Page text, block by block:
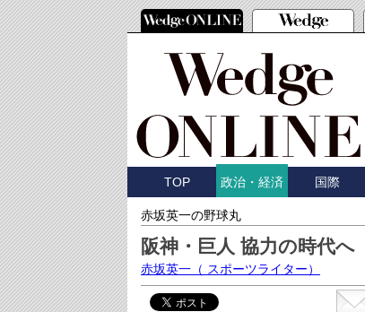
TOP 政治・経済 国際
赤坂英一の野球丸
阪神・巨人 協力の時代へ
赤坂英一 （ スポーツライター）